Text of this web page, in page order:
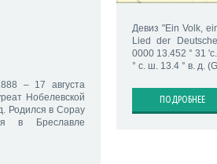
– 17 августа
Нобелевской
Родился в Сорау
в Бреславле
Девиз "Ein Volk,
Lied der
0000 13.452 ° 31
° с. ш. 13.4 ° в. д.
ПОДРОБНЕЕ